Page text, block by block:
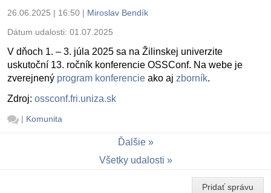
26.06.2025 | 16:50 | Miroslav Bendík
Dátum udalosti: 01.07.2025
V dňoch 1. – 3. júla 2025 sa na Žilinskej univerzite
uskutoční 13. ročník konferencie OSSConf. Na webe je
zverejnený program konferencie ako aj zborník.
Zdroj: ossconf.fri.uniza.sk
| Komunita
Ďalšie
Všetky udalosti
Pridať správu